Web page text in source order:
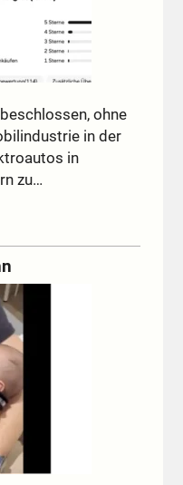
ohne
in der
in
zu…